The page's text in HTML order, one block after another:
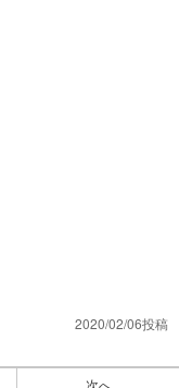
2020/02/06投稿
次へ